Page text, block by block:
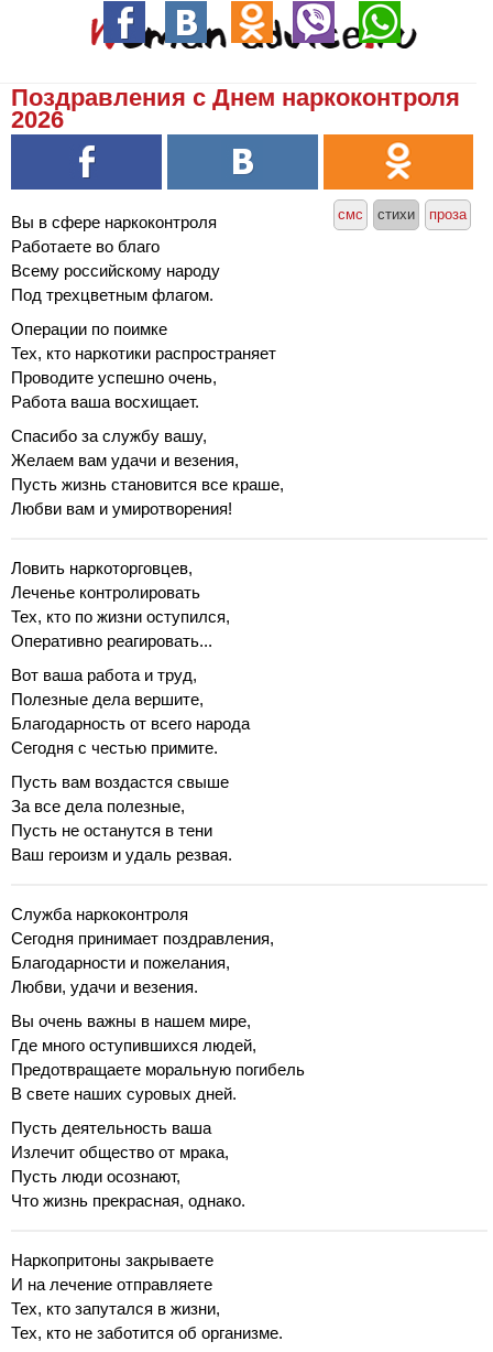
Поздравления с Днем наркоконтроля
2026
смс стихи проза
Вы в сфере наркоконтроля
Работаете во благо
Всему российскому народу
Под трехцветным флагом.
Операции по поимке
Тех, кто наркотики распространяет
Проводите успешно очень,
Работа ваша восхищает.
Спасибо за службу вашу,
Желаем вам удачи и везения,
Пусть жизнь становится все краше,
Любви вам и умиротворения!
Ловить наркоторговцев,
Леченье контролировать
Тех, кто по жизни оступился,
Оперативно реагировать...
Вот ваша работа и труд,
Полезные дела вершите,
Благодарность от всего народа
Сегодня с честью примите.
Пусть вам воздастся свыше
За все дела полезные,
Пусть не останутся в тени
Ваш героизм и удаль резвая.
Служба наркоконтроля
Сегодня принимает поздравления,
Благодарности и пожелания,
Любви, удачи и везения.
Вы очень важны в нашем мире,
Где много оступившихся людей,
Предотвращаете моральную погибель
В свете наших суровых дней.
Пусть деятельность ваша
Излечит общество от мрака,
Пусть люди осознают,
Что жизнь прекрасная, однако.
Наркопритоны закрываете
И на лечение отправляете
Тех, кто запутался в жизни,
Тех, кто не заботится об организме.